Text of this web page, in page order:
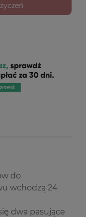
do
wchodzą 24
dwa pasujące